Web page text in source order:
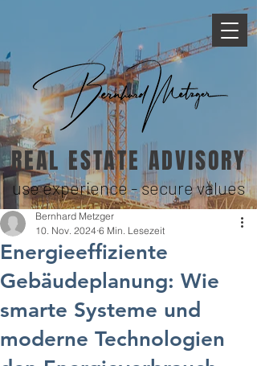
use experience - secure values
REAL ESTATE ADVISORY
Energieeffiziente
Gebäudeplanung: Wie
smarte Systeme und
moderne Technologien
Bernhard Metzger
10. Nov. 2024 6 Min. Lesezeit